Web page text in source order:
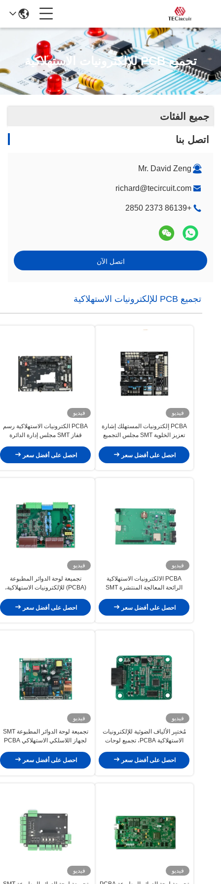
تجميع PCB للإلكترونيات الاستهلاكية
جميع الفئات
اتصل بنا
Mr. David Zeng
richard@tecircuit.com
+86139 2373 2850
اتصل الآن
تجميع PCB للإلكترونيات الاستهلاكية
فيديو
PCBA إلكترونيات المستهلك إشارة
تعزيز الخلوية SMT مجلس التجميع
احصل على أفضل سعر
فيديو
PCBA الكترونيات الاستهلاكية رسم
قفاز SMT مجلس إدارة الدائرة
احصل على أفضل سعر
فيديو
PCBA الالكترونيات الاستهلاكية
الرائحة المعالجة المنتشرة SMT
التجمع
احصل على أفضل سعر
فيديو
تجميعة لوحة الدوائر المطبوعة
(PCBA) للإلكترونيات الاستهلاكية،
السطحي (SMT)
احصل على أفضل سعر
فيديو
مُختبِر الألياف الضوئية للإلكترونيات
الاستهلاكية PCBA، تجميع لوحات
احصل على أفضل سعر
فيديو
تجميعة لوحة الدوائر المطبوعة SMT
لجهاز اللاسلكي الاستهلاكي PCBA
احصل على أفضل سعر
فيديو
فيديو